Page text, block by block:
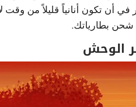
في أن تكون أنانياً قليلاً من
شحن بطارياتك.
الوحش